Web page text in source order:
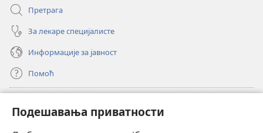
Подешавања приватности
Претрага
За лекаре специјалисте
Информације за јавност
Помоћ
(отвара
нови
прозор)